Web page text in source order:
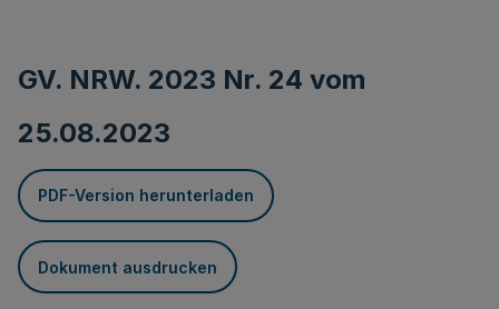
GV. NRW. 2023 Nr. 24 vom
25.08.2023
PDF-Version herunterladen
Dokument ausdrucken